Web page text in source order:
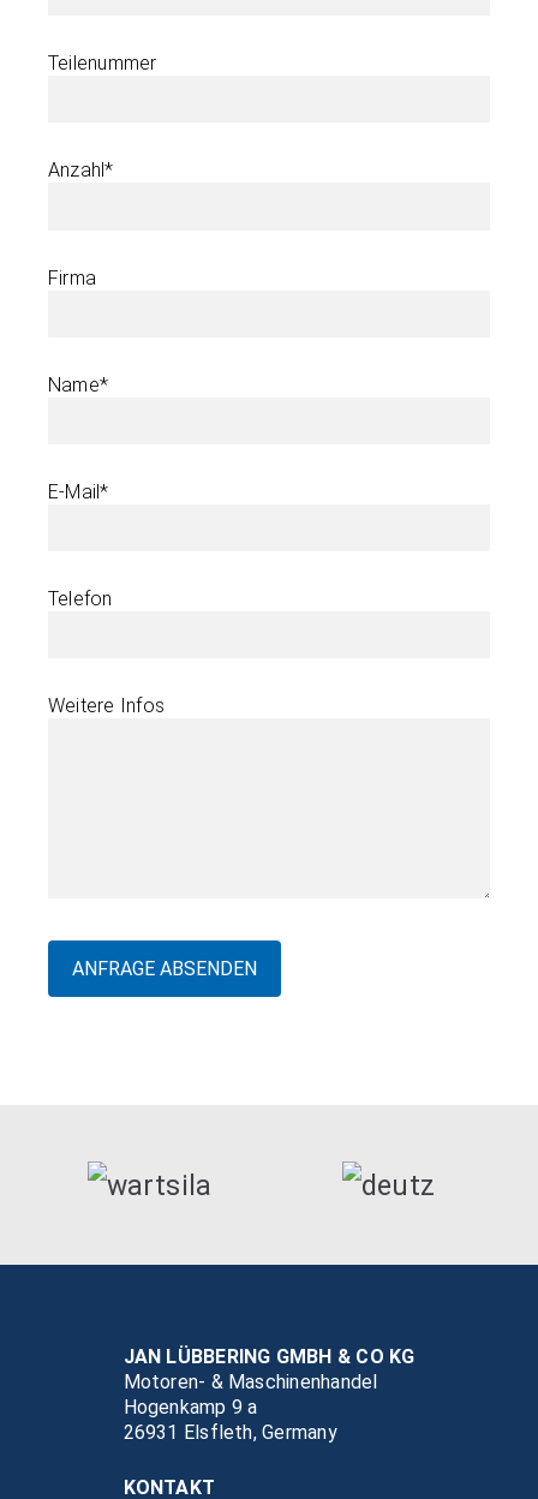
Teilenummer
Anzahl*
Firma
Name*
E-Mail*
Telefon
Weitere Infos
JAN LÜBBERING GMBH & CO KG
Motoren- & Maschinenhandel
Hogenkamp 9 a
26931 Elsfleth, Germany
KONTAKT